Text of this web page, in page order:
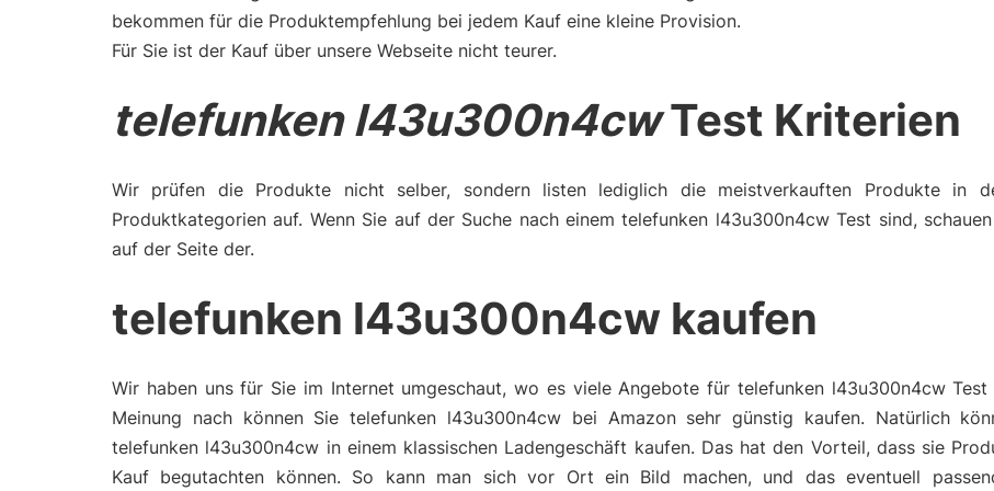
bekommen für die Produktempfehlung bei jedem Kauf eine kleine Provision.
Für Sie ist der Kauf über unsere Webseite nicht teurer.
telefunken l43u300n4cwTest Kriterien
Wir prüfen die Produkte nicht selber, sondern listen lediglich die meistverkauften Produkte in
Produktkategorien auf. Wenn Sie auf der Suche nach einem telefunken l43u300n4cw Test sind,
auf der Seite der.
telefunken l43u300n4cw kaufen
Wir haben uns für Sie im Internet umgeschaut, wo es viele Angebote für telefunken l43u300n4cw
Meinung nach können Sie telefunken l43u300n4cw bei Amazon sehr günstig kaufen. Natürlich
telefunken l43u300n4cw in einem klassischen Ladengeschäft kaufen. Das hat den Vorteil, dass sie
Kauf begutachten können. So kann man sich vor Ort ein Bild machen, und das eventuell